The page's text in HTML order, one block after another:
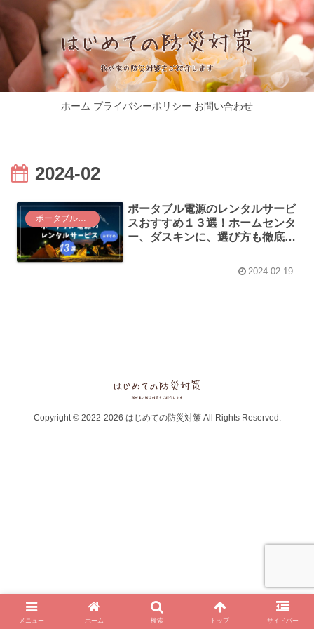
ホーム プライバシーポリシー お問い合わせ
2024-02
ポータブル電源
ポータブル電源のレンタルサービ
スおすすめ１３選！ホームセンタ
ー、ダスキンに、選び方も徹底解
2024.02.19
Copyright © 2022-2026 はじめての防災対策 All Rights Reserved.
メニュー ホーム 検索 トップ サイドバー